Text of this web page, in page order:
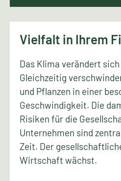
Vielfalt in Ihrem
Das Klima verändert
Gleichzeitig
und Pflanzen in einer
Geschwindigkeit. Die
Risiken für die
Unternehmen sind
Zeit. Der
Wirtschaft wächst.